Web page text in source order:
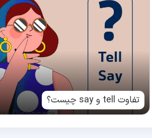
تفاوت tell و say چیست؟